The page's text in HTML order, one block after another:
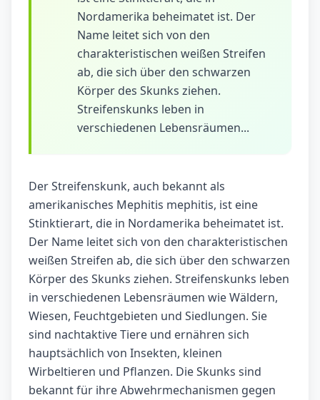
Nordamerika beheimatet ist. Der
Name leitet sich von den
charakteristischen weißen Streifen
ab, die sich über den schwarzen
Körper des Skunks ziehen.
Streifenskunks leben in
verschiedenen Lebensräumen...
Der Streifenskunk, auch bekannt als
amerikanisches Mephitis mephitis, ist eine
Stinktierart, die in Nordamerika beheimatet ist.
Der Name leitet sich von den charakteristischen
weißen Streifen ab, die sich über den schwarzen
Körper des Skunks ziehen. Streifenskunks leben
in verschiedenen Lebensräumen wie Wäldern,
Wiesen, Feuchtgebieten und Siedlungen. Sie
sind nachtaktive Tiere und ernähren sich
hauptsächlich von Insekten, kleinen
Wirbeltieren und Pflanzen. Die Skunks sind
bekannt für ihre Abwehrmechanismen gegen